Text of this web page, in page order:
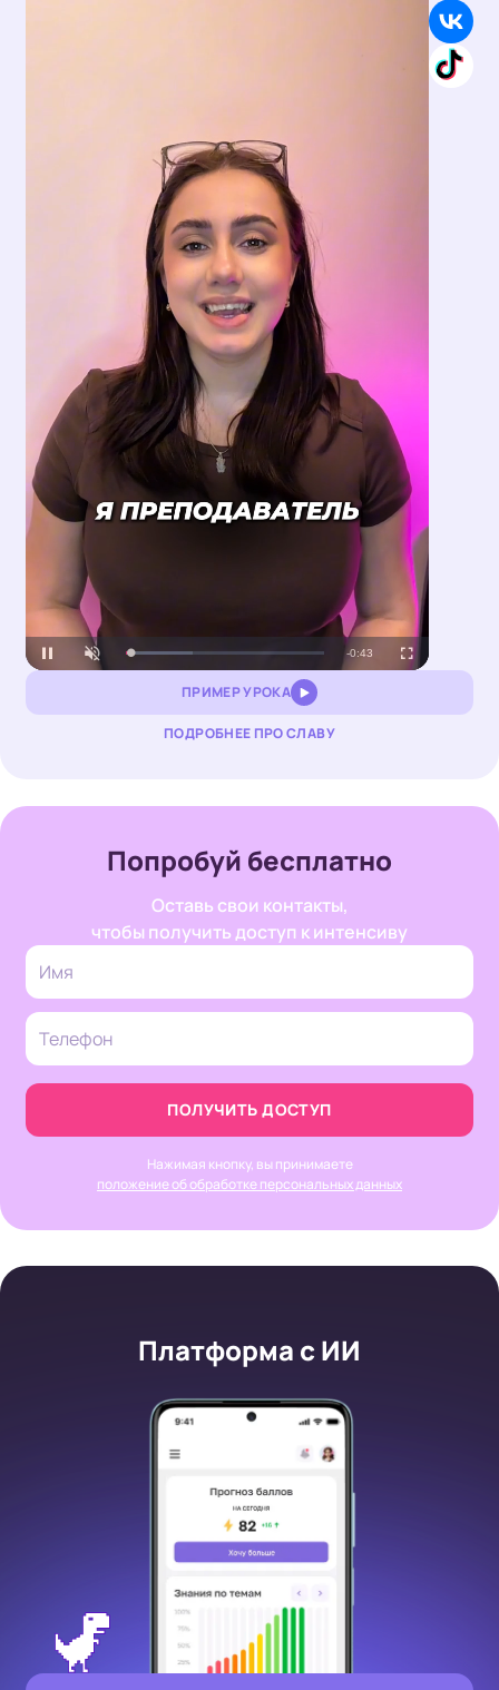
Unmute Loaded:
33.50%
ПРИМЕР УРОКА
ПОДРОБНЕЕ ПРО СЛАВУ
Попробуй бесплатно
Оставь свои контакты,
чтобы получить доступ к интенсиву
ПОЛУЧИТЬ ДОСТУП
Нажимая кнопку, вы принимаете
положение об обработке персональных данных
Платформа с ИИ